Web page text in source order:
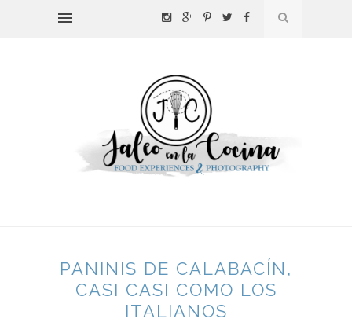
PANINIS DE CALABACÍN,
CASI CASI COMO LOS
ITALIANOS